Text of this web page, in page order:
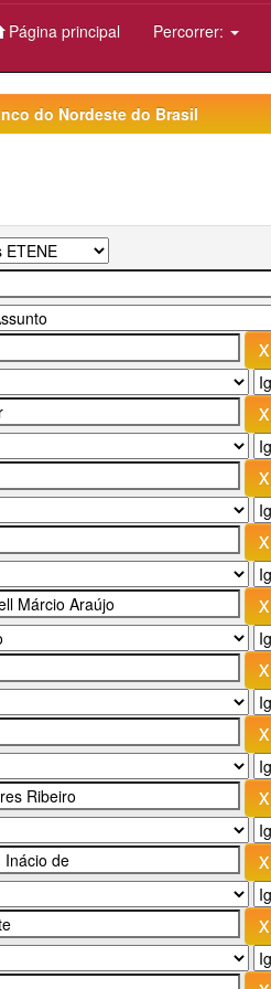
Página principal Percorrer:
do Nordeste do Brasil